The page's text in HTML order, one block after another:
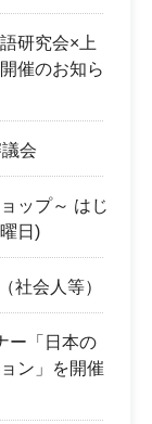
研究会×上
催のお知ら
会
ップ～ はじ
日)
社会人等）
ー「日本の
ン」を開催